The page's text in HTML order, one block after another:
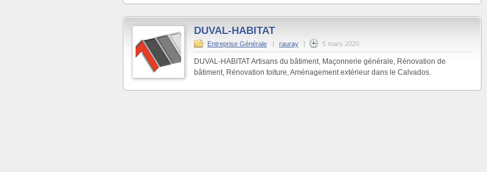
DUVAL-HABITAT
Entreprise Générale | rauray | 5 mars 2020
DUVAL-HABITAT Artisans du bâtiment, Maçonnerie générale, Rénovation de
bâtiment, Rénovation toiture, Aménagement extérieur dans le Calvados.